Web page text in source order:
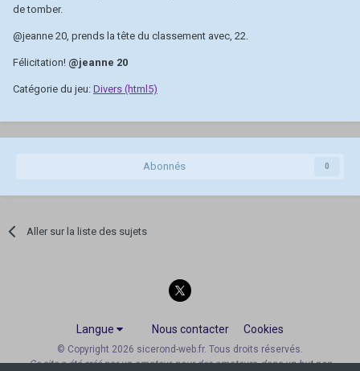
de tomber.
@jeanne 20 , prends la tête du classement avec, 22.
Félicitation! @jeanne 20
Catégorie du jeu: Divers (html5)
Abonnés 0
Aller sur la liste des sujets
Langue Nous contacter Cookies
© Copyright 2026 sicerond-web.fr. Tous droits réservés.
Ce site a été créé par un amateur, pour des amateurs, dans un but non